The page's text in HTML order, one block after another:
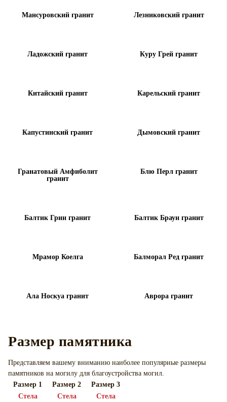
Мансуровский гранит Лезниковский гранит
Ладожский гранит Куру Грей гранит
Китайский гранит Карельский гранит
Капустинский гранит Дымовский гранит
Гранатовый Амфиболит
гранит
Блю Перл гранит
Балтик Грин гранит Балтик Браун гранит
Мрамор Коелга Балморал Ред гранит
Ала Носкуа гранит Аврора гранит
Размер памятника
Представляем вашему вниманию наиболее популярные размеры
памятников на могилу для благоустройства могил.
Размер 1
Размер 2
Размер 3
Cтела
Cтела
Cтела